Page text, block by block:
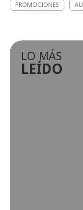
PROMOCIONES
LO MÁS
LEÍDO